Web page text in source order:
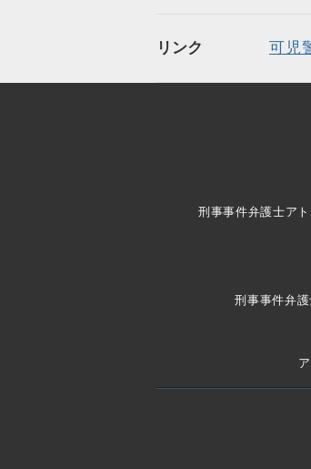
リンク 可児
刑事事件弁護士アト
刑事事件弁